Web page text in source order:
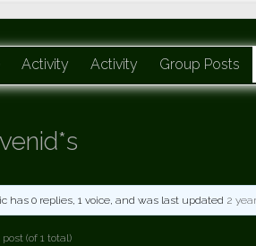
Activity Activity Group Posts
has 0 replies, 1 voice, and was last updated 2
(of 1 total)